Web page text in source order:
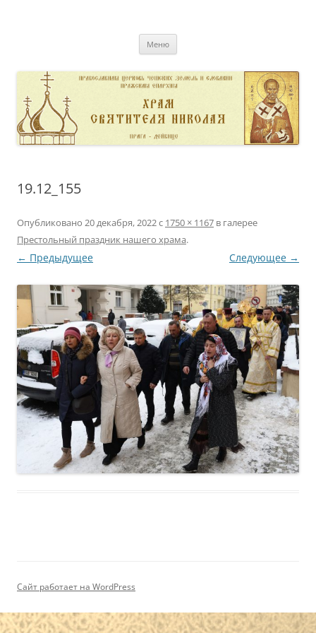
Меню
19.12_155
Опубликовано 20 декабря, 2022с 1750 × 1167 в галерее
Престольный праздник нашего храма.
← Предыдущее Следующее →
Сайт работает на WordPress